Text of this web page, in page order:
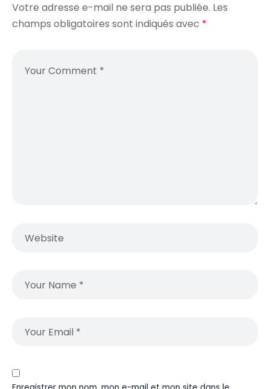
Votre adresse e-mail ne sera pas publiée. Les
champs obligatoires sont indiqués avec *